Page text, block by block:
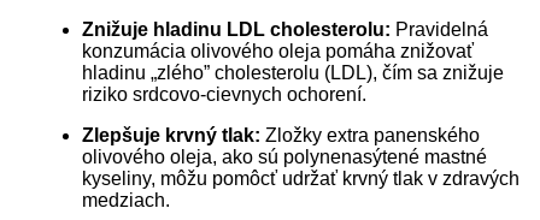
Znižuje hladinu LDL cholesterolu: Pravidelná
konzumácia olivového oleja pomáha znižovať
hladinu „zlého” cholesterolu (LDL), čím sa znižuje
riziko srdcovo-cievnych ochorení.
Zlepšuje krvný tlak: Zložky extra panenského
olivového oleja, ako sú polynenasýtené mastné
kyseliny, môžu pomôcť udržať krvný tlak v zdravých
medziach.